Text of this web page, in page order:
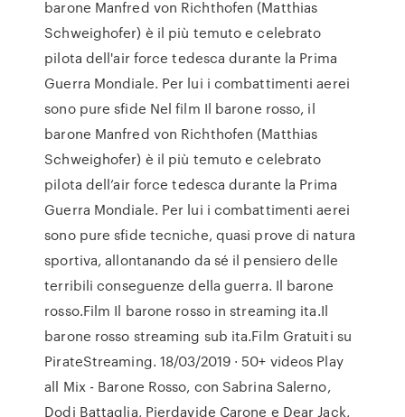
barone Manfred von Richthofen (Matthias
Schweighofer) è il più temuto e celebrato
pilota dell'air force tedesca durante la Prima
Guerra Mondiale. Per lui i combattimenti aerei
sono pure sfide Nel film Il barone rosso, il
barone Manfred von Richthofen (Matthias
Schweighofer) è il più temuto e celebrato
pilota dell’air force tedesca durante la Prima
Guerra Mondiale. Per lui i combattimenti aerei
sono pure sfide tecniche, quasi prove di natura
sportiva, allontanando da sé il pensiero delle
terribili conseguenze della guerra. Il barone
rosso.Film Il barone rosso in streaming ita.Il
barone rosso streaming sub ita.Film Gratuiti su
PirateStreaming. 18/03/2019 · 50+ videos Play
all Mix - Barone Rosso, con Sabrina Salerno,
Dodi Battaglia, Pierdavide Carone e Dear Jack,